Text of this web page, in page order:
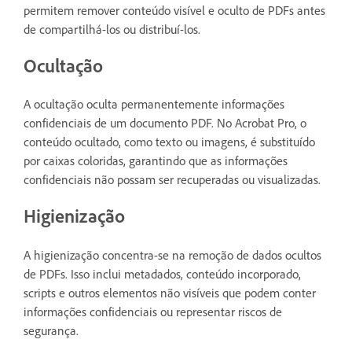
permitem remover conteúdo visível e oculto de PDFs antes
de compartilhá-los ou distribuí-los.
Ocultação
A ocultação oculta permanentemente informações
confidenciais de um documento PDF. No Acrobat Pro, o
conteúdo ocultado, como texto ou imagens, é substituído
por caixas coloridas, garantindo que as informações
confidenciais não possam ser recuperadas ou visualizadas.
Higienização
A higienização concentra-se na remoção de dados ocultos
de PDFs. Isso inclui metadados, conteúdo incorporado,
scripts e outros elementos não visíveis que podem conter
informações confidenciais ou representar riscos de
segurança.